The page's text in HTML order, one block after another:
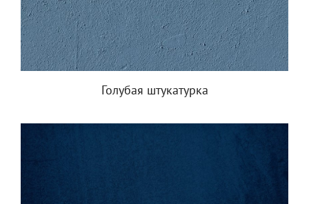
Голубая штукатурка